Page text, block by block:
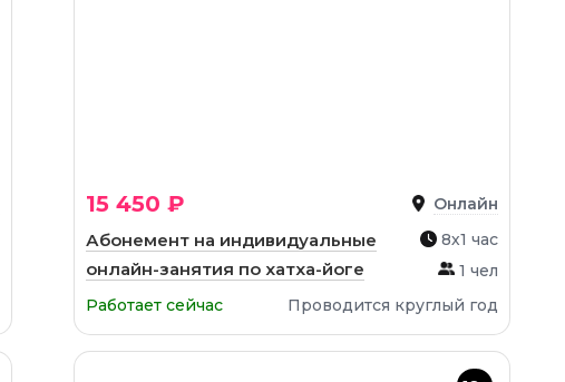
15 450 ₽ Онлайн
Абонемент на индивидуальные
онлайн-занятия по хатха-йоге
8х1 час
1 чел
Работает сейчас
Проводится круглый год